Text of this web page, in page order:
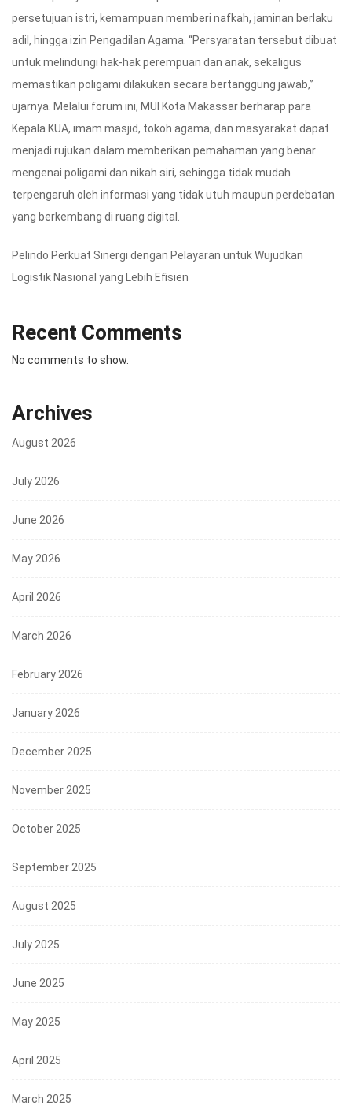
persetujuan istri, kemampuan memberi nafkah, jaminan berlaku
adil, hingga izin Pengadilan Agama. “Persyaratan tersebut dibuat
untuk melindungi hak-hak perempuan dan anak, sekaligus
memastikan poligami dilakukan secara bertanggung jawab,”
ujarnya. Melalui forum ini, MUI Kota Makassar berharap para
Kepala KUA, imam masjid, tokoh agama, dan masyarakat dapat
menjadi rujukan dalam memberikan pemahaman yang benar
mengenai poligami dan nikah siri, sehingga tidak mudah
terpengaruh oleh informasi yang tidak utuh maupun perdebatan
yang berkembang di ruang digital.
Pelindo Perkuat Sinergi dengan Pelayaran untuk Wujudkan
Logistik Nasional yang Lebih Efisien
Recent Comments
No comments to show.
Archives
August 2026
July 2026
June 2026
May 2026
April 2026
March 2026
February 2026
January 2026
December 2025
November 2025
October 2025
September 2025
August 2025
July 2025
June 2025
May 2025
April 2025
March 2025